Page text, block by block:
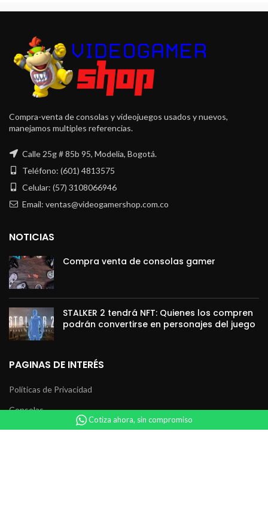
Compra-venta de consolas y videojuegos usados y nuevos,
manejamos multiples referencias.
Calle 25g # 85b 95, Modelia, Bogotá.
Teléfono: (601) 4813575
Celular: (57) 3108066946
Email: ventas@videogamershop.com.co
NOTICIAS
Compra venta de consolas gamer
STALKER 2 tendrá NFT: Quienes los compren
podrán convertirse en personajes del juego
PAGINAS DE INTERÉS
Políticas de Privacidad
Consolas
Videojuegos
Cotiza ahora, sin compromiso